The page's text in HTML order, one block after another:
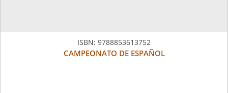
ISBN: 9788853613752
CAMPEONATO DE ESPAÑOL